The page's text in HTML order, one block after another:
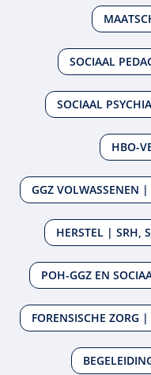
SOCIAAL
SOCIAAL
HBO-
GGZ VOLWASSENEN
HERSTEL | SRH,
POH-GGZ EN
FORENSISCHE ZORG